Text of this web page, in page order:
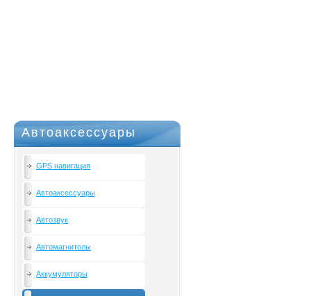
Автоаксессуары
GPS навигация
Автоаксессуары
Автозвук
Автомагнитолы
Аккумуляторы